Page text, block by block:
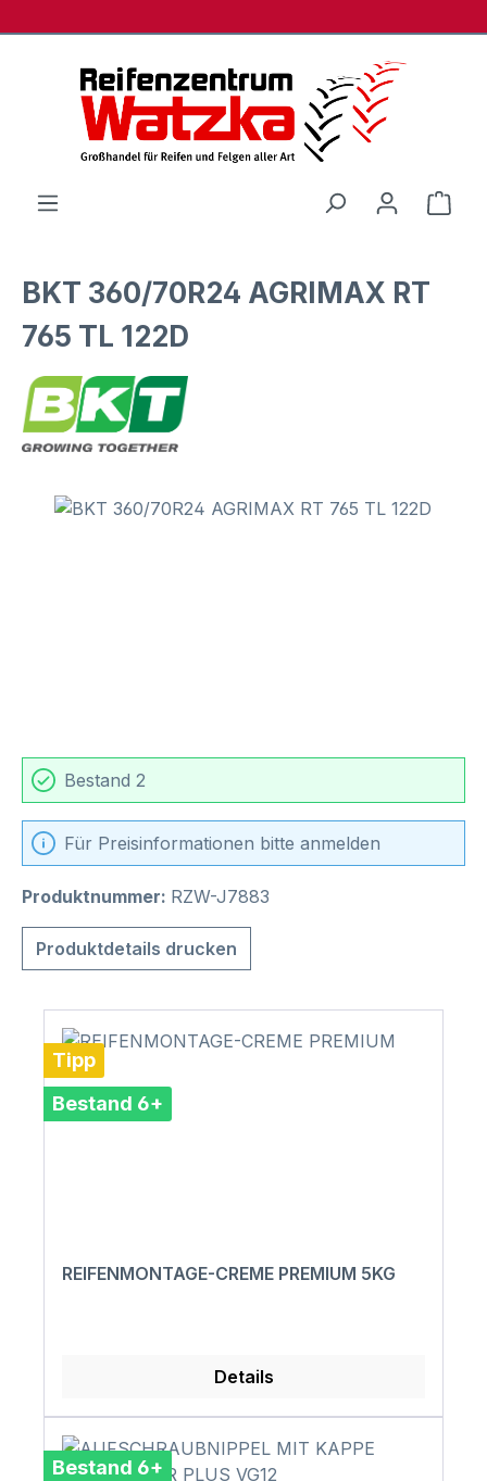
BKT 360/70R24 AGRIMAX RT
765 TL 122D
Bildergalerie überspringen
Bestand 2
Für Preisinformationen bitte anmelden
Produktnummer: RZW-J7883
Produktdetails drucken
Tipp
Bestand 6+
REIFENMONTAGE-CREME PREMIUM 5KG
Details
Bestand 6+